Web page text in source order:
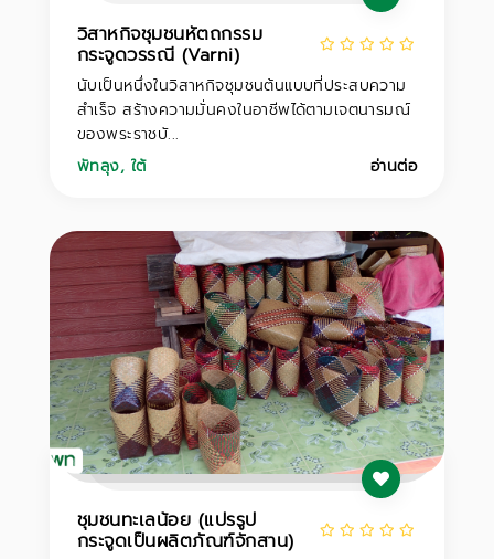
วิสาหกิจชุมชนหัตถกรรม
กระจูดวรรณี (Varni)
นับเป็นหนึ่งในวิสาหกิจชุมชนต้นแบบที่ประสบความ
สำเร็จ สร้างความมั่นคงในอาชีพได้ตามเจตนารมณ์
ของพระราชบั...
พัทลุง, ใต้ อ่านต่อ
ชุมชนทะเลน้อย (แปรรูป
กระจูดเป็นผลิตภัณฑ์จักสาน)